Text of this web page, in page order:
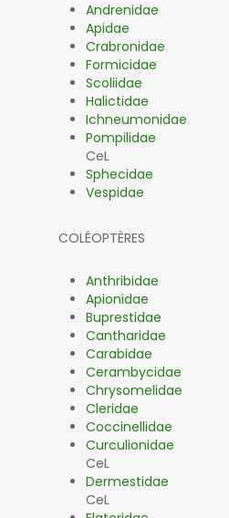
Andrenidae
1
Apidae
13
Crabronidae
4
Formicidae
2
Scoliidae
1
Halictidae
5
Ichneumonidae
Pompilidae
3
CeL
Sphecidae
4
Vespidae
10
COLÉOPTÈRES
Anthribidae
1
Apionidae
Buprestidae
3
Cantharidae
4
Carabidae
3
Cerambycidae
Chrysomelidae
Cleridae
1
Coccinellidae
2
Curculionidae
CeL
Dermestidae
3
CeL